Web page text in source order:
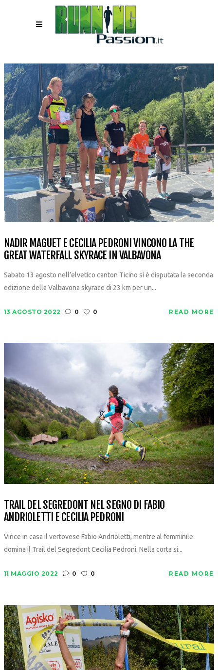
NADIR MAGUET E CECILIA PEDRONI VINCONO LA THE
GREAT WATERFALL SKYRACE IN VALBAVONA
Sabato 13 agosto nell’elvetico canton Ticino si è disputata la seconda
edizione della Valbavona skyrace di 23 km per un...
13 AGOSTO 2022 0 0 READ MORE
TRAIL DEL SEGREDONT NEL SEGNO DI FABIO
ANDRIOLETTI E CECILIA PEDRONI
Vince in casa il vertovese Fabio Andrioletti, mentre al femminile
domina il Trail del Segredont Cecilia Pedroni. Nella corta si...
11 MAGGIO 2022 0 0 READ MORE